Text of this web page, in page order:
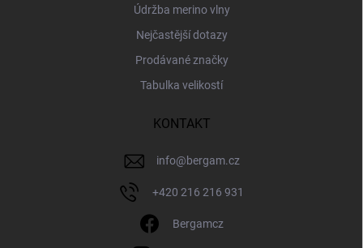
Údržba merino vlny
Nejčastější dotazy
Prodávané značky
Tabulka velikostí
KONTAKT
info@bergam.cz
+420 216 216 931
Bergamcz